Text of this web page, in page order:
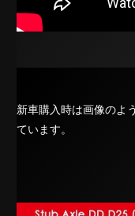
新車購入時は画像のよ
ています。